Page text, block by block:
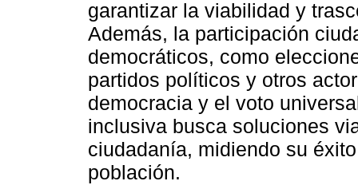
garantizar la viabilidad y
Además, la participación
democráticos, como
partidos políticos y otros
democracia y el voto
inclusiva busca soluciones
ciudadanía, midiendo su
población.